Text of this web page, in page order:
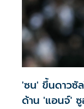
'ซน' ขึ้นดาวซั
ด้าน 'แอนจ์' ซู